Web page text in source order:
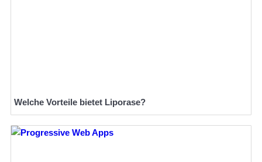
Welche Vorteile bietet Liporase?